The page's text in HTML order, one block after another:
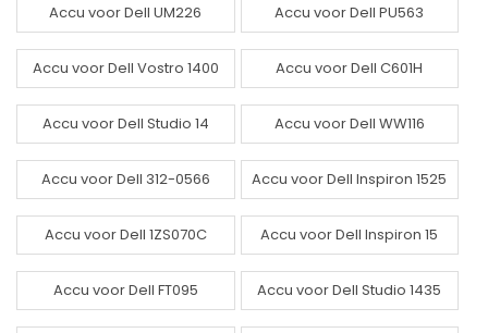
Accu voor Dell UM226 Accu voor Dell PU563
Accu voor Dell Vostro 1400 Accu voor Dell C601H
Accu voor Dell Studio 14 Accu voor Dell WW116
Accu voor Dell 312-0566 Accu voor Dell Inspiron 1525
Accu voor Dell 1ZS070C Accu voor Dell Inspiron 15
Accu voor Dell FT095 Accu voor Dell Studio 1435